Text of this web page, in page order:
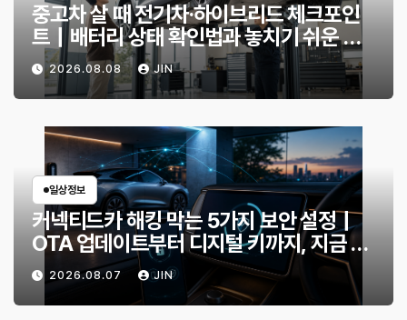
중고차 살 때 전기차·하이브리드 체크포인
트｜배터리 상태 확인법과 놓치기 쉬운 위
험 신호
2026.08.08 JIN
일상정보
커넥티드카 해킹 막는 5가지 보안 설정｜
OTA 업데이트부터 디지털 키까지, 지금 확
인할 것은?
2026.08.07 JIN